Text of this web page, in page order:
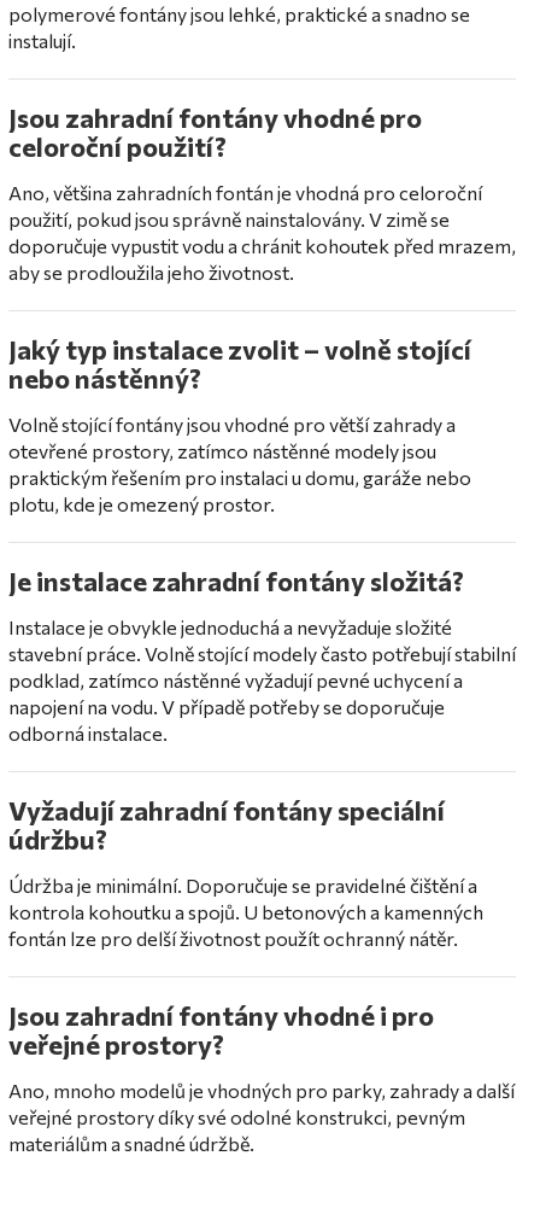
polymerové fontány jsou lehké, praktické a snadno se
instalují.
Jsou zahradní fontány vhodné pro
celoroční použití?
Ano, většina zahradních fontán je vhodná pro celoroční
použití, pokud jsou správně nainstalovány. V zimě se
doporučuje vypustit vodu a chránit kohoutek před mrazem,
aby se prodloužila jeho životnost.
Jaký typ instalace zvolit – volně stojící
nebo nástěnný?
Volně stojící fontány jsou vhodné pro větší zahrady a
otevřené prostory, zatímco nástěnné modely jsou
praktickým řešením pro instalaci u domu, garáže nebo
plotu, kde je omezený prostor.
Je instalace zahradní fontány složitá?
Instalace je obvykle jednoduchá a nevyžaduje složité
stavební práce. Volně stojící modely často potřebují stabilní
podklad, zatímco nástěnné vyžadují pevné uchycení a
napojení na vodu. V případě potřeby se doporučuje
odborná instalace.
Vyžadují zahradní fontány speciální
údržbu?
Údržba je minimální. Doporučuje se pravidelné čištění a
kontrola kohoutku a spojů. U betonových a kamenných
fontán lze pro delší životnost použít ochranný nátěr.
Jsou zahradní fontány vhodné i pro
veřejné prostory?
Ano, mnoho modelů je vhodných pro parky, zahrady a další
veřejné prostory díky své odolné konstrukci, pevným
materiálům a snadné údržbě.